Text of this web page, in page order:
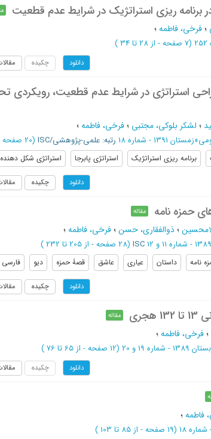
ریزی استراتژیک در شرایط عدم قطعیت
؛فرخی، فاطمه؛
(‎7 صفحه - از 28 تا 34 )
دانلود چکیده
استراتژی در شرایط عدم قطعیت، رویکردی
؛ لشکر بلوکی، مجتبی ؛فرخی، فاطمه؛
»زمستان 1391 - شماره 18 رتبه: علمی-پژوهشی/ISC (‎20 صفحه -
برنامه ریزی استراتژیک استراتژی پابرجا استراتژی شکل دهنده
دانلود چکیده
حمزه نامه مقاله
؛ذوالفقاری، حسن؛فرخی، فاطمه؛
ISC (‎28 صفحه - از 205 تا 232 )
نامه داستان عیاری عاشق قصۀ حمزه دیو فارسی
دانلود چکیده
مقاله
؛فرخی، فاطمه؛
شماره 19 و 20 (‎12 صفحه - از 65 تا 76 )
دانلود چکیده
فاطمه؛
(‎19 صفحه - از 85 تا 103 )